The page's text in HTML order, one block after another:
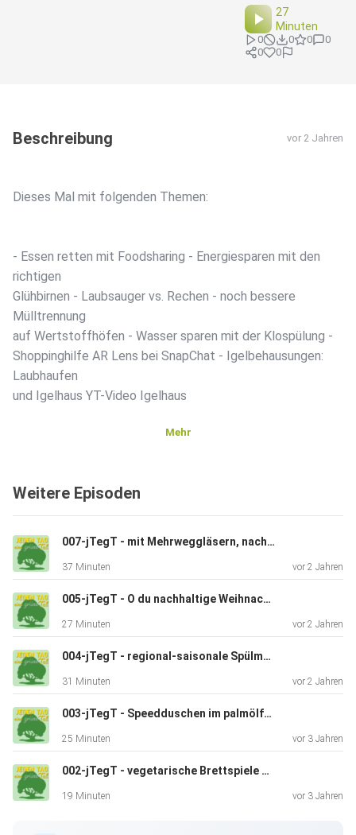
27
Minuten
0 0 0
0
0
0
Beschreibung vor 2 Jahren
Dieses Mal mit folgenden Themen:
- Essen retten mit Foodsharing - Energiesparen mit den
richtigen
Glühbirnen - Laubsauger vs. Rechen - noch bessere
Mülltrennung
auf Wertstoffhöfen - Wasser sparen mit der Klospülung -
Shoppinghilfe AR Lens bei SnapChat - Igelbehausungen:
Laubhaufen
und Igelhaus YT-Video Igelhaus
Mehr
Weitere Episoden
007-jTegT - mit Mehrweggläsern, nachhaltigem Spülmittel und einer Jutetüte im Flugmodus Bäume pflanzen
37 Minuten vor 2 Jahren
005-jTegT - O du nachhaltige Weihnacht!
27 Minuten vor 2 Jahren
004-jTegT - regional-saisonale Spülmaschinennutzung hilft Papier zu sparen
31 Minuten vor 2 Jahren
003-jTegT - Speedduschen im palmölfreien Mikroabenteuer
25 Minuten vor 3 Jahren
002-jTegT - vegetarische Brettspiele ohne PFAS auslüften
19 Minuten vor 3 Jahren